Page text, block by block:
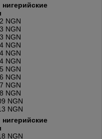
NGN
NGN
NGN
NGN
NGN
NGN
NGN
NGN
NGN
NGN
NGN
NGN
NGN